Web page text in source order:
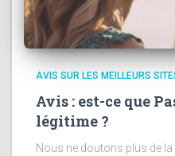
AVIS SUR LES MEILLEURS
Avis : est-ce que
légitime ?
Nous ne doutons plus de